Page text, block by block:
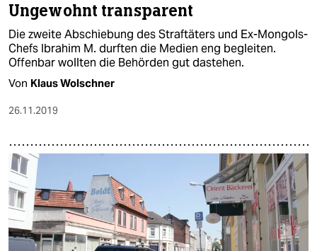
Ungewohnt transparent
Die zweite Abschiebung des Straftäters und Ex-Mongols-
Chefs Ibrahim M. durften die Medien eng begleiten.
Offenbar wollten die Behörden gut dastehen.
Von Klaus Wolschner
26.11.2019